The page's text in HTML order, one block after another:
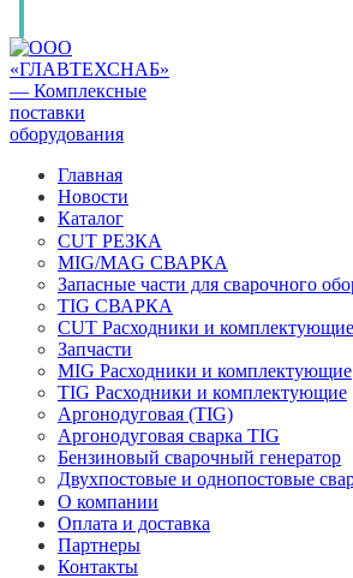
Главная
Новости
Каталог
CUT РЕЗКА
MIG/MAG СВАРКА
Запасные части для сварочного
TIG СВАРКА
CUT Расходники и комплектующие
Запчасти
MIG Расходники и комплектующие
TIG Расходники и комплектующие
Аргонодуговая (TIG)
Аргонодуговая сварка TIG
Бензиновый сварочный генератор
Двухпостовые и однопостовые
О компании
Оплата и доставка
Партнеры
Контакты